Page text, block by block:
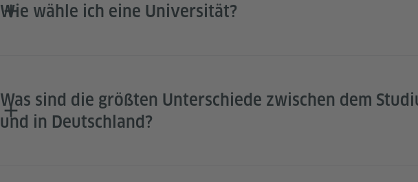
Wie wähle ich eine Universität?
Was sind die größten Unterschiede zwischen dem
und in Deutschland?